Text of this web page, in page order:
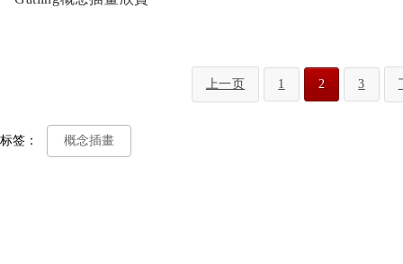
上一页 1 2 3
标签： 概念插畫